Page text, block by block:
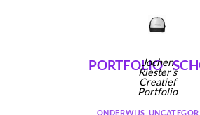
Jochen
Riester's
Creatief
Portfolio
PORTFOLIO
ONDERWIJS